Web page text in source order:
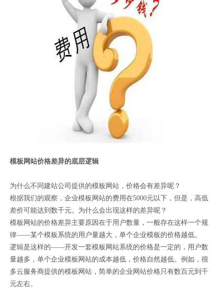
模板网站价格差异的底层逻辑
为什么不同建站公司提供的模板网站，价格会有差异呢？
根据我们的观察，企业模板网站的费用在5000元以下，但是，高低
差价可能达到数千元。为什么会出现这样的差异呢？
模板网站的价格差异主要原因在于用户数量，一般存在这样一个规
律——某个模板系统的用户量越大，单个企业模板的价格越低。
逻辑是这样的——开发一套模板网站系统的价格是一定的，用户数
量越多，单个企业模板网站的成本越低，价格自然越低。例如，很
多云服务商提供的模板网站，简单的企业网站价格只有数百元到千
元左右。